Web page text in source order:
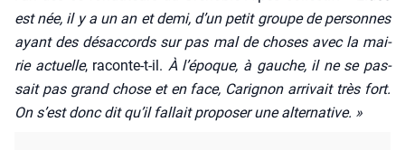
est née, il y a un an et demi, d’un petit groupe de per­sonnes
ayant des désac­cords sur pas mal de choses avec la mai­
rie actuelle, raconte-t-il. À l’é­poque, à gauche, il ne se pas­
sait pas grand chose et en face, Cari­gnon arri­vait très fort.
On s’est donc dit qu’il fal­lait pro­po­ser une alter­na­tive. »